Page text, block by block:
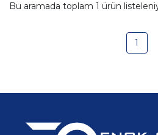
Bu aramada toplam 1 ürün
1